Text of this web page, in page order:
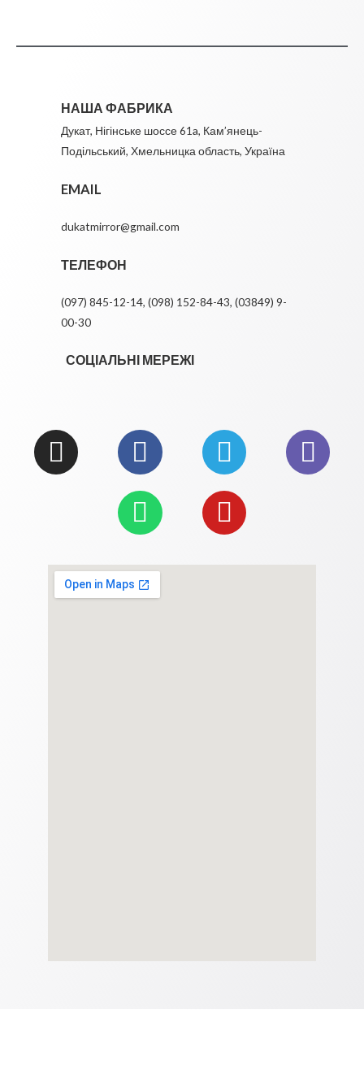
НАША ФАБРИКА
Дукат, Нігінське шоссе 61a, Кам’янець-
Подільський, Хмельницка область, Україна
EMAIL
dukatmirror@gmail.com
ТЕЛЕФОН
(097) 845-12-14, (098) 152-84-43, (03849) 9-
00-30
СОЦІАЛЬНІ МЕРЕЖІ